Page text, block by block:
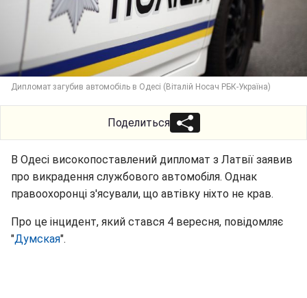
Дипломат загубив автомобіль в Одесі (Віталій Носач РБК-Україна)
Поделиться
В Одесі високопоставлений дипломат з Латвії заявив
про викрадення службового автомобіля. Однак
правоохоронці з'ясували, що автівку ніхто не крав.
Про це інцидент, який стався 4 вересня, повідомляє
"Думская".